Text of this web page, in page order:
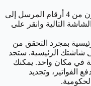
أدخل رمز التحقق المكون من 4 أرقام المرسل إلى
التالية وانقر على
بمجرد التحقق من
شاشتك الرئيسية. ستجد
في مكان واحد. يمكنك
الفواتير، وتجديد